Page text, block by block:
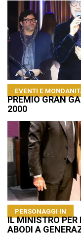
EVENTI E
PREMIO GRAN
2000
PERSONAGGI IN
IL MINISTRO PER
ABODI A